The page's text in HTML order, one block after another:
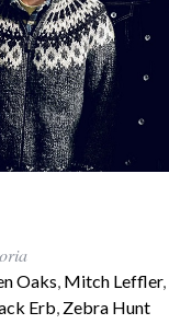
Oaks, Mitch Leffler,
Erb, Zebra Hunt